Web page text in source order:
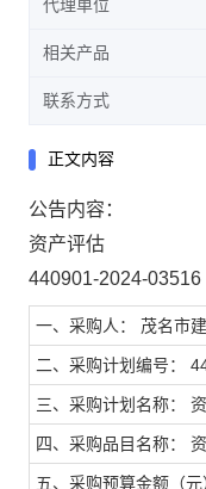
代理单位
相关产品
联系方式
正文内容
公告内容：
资产评估
440901-2024-03516
一、采购人： 茂名市
二、采购计划编号：
三、采购计划名称：
四、采购品目名称：
五、采购预算金额（